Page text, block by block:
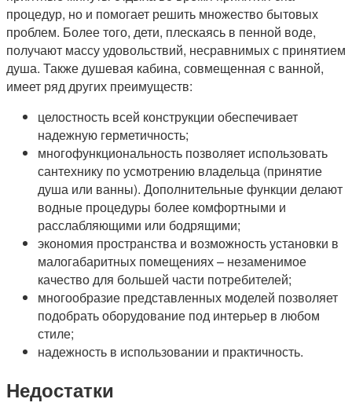
процедур, но и помогает решить множество бытовых
проблем. Более того, дети, плескаясь в пенной воде,
получают массу удовольствий, несравнимых с принятием
душа. Также душевая кабина, совмещенная с ванной,
имеет ряд других преимуществ:
целостность всей конструкции обеспечивает
надежную герметичность;
многофункциональность позволяет использовать
сантехнику по усмотрению владельца (принятие
душа или ванны). Дополнительные функции делают
водные процедуры более комфортными и
расслабляющими или бодрящими;
экономия пространства и возможность установки в
малогабаритных помещениях – незаменимое
качество для большей части потребителей;
многообразие представленных моделей позволяет
подобрать оборудование под интерьер в любом
стиле;
надежность в использовании и практичность.
Недостатки